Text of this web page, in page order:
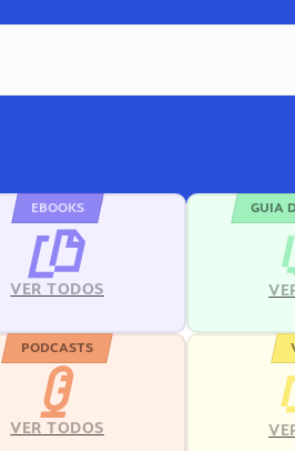
EBOOKS
VER TODOS
GUIA
PODCASTS
VER TODOS